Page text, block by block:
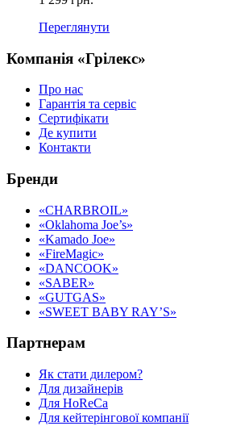
Переглянути
Компанія «Грілекс»
Про нас
Гарантія та сервіс
Сертифікати
Де купити
Контакти
Бренди
«CHARBROIL»
«Oklahoma Joe’s»
«Kamado Joe»
«FireMagic»
«DANCOOK»
«SABER»
«GUTGAS»
«SWEET BABY RAY’S»
Партнерам
Як стати дилером?
Для дизайнерів
Для HoReCa
Для кейтерінгової компанії